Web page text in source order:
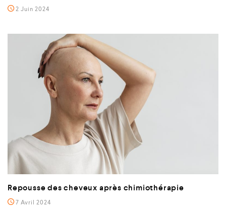
2 Juin 2024
Repousse des cheveux après chimiothérapie
7 Avril 2024